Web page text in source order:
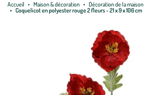
Accueil Maison & décoration Décoration de la maison
Coquelicot en polyester rouge 2 fleurs - 21 x 9 x 106 cm